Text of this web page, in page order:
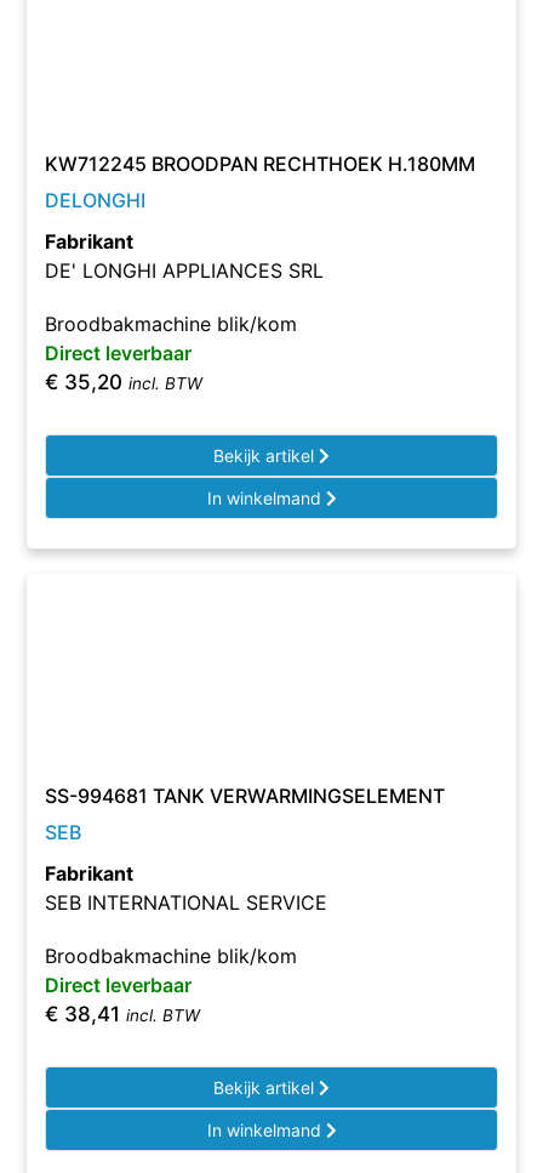
KW712245 BROODPAN RECHTHOEK H.180MM
DELONGHI
Fabrikant
DE' LONGHI APPLIANCES SRL
Broodbakmachine blik/kom
Direct leverbaar
€ 35,20 incl. BTW
Bekijk artikel
In winkelmand
SS-994681 TANK VERWARMINGSELEMENT
SEB
Fabrikant
SEB INTERNATIONAL SERVICE
Broodbakmachine blik/kom
Direct leverbaar
€ 38,41 incl. BTW
Bekijk artikel
In winkelmand